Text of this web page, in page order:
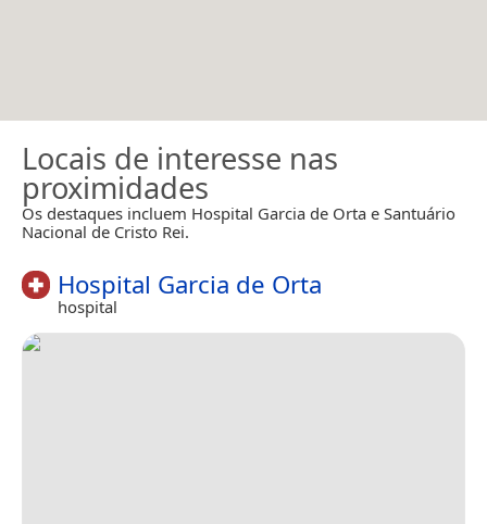
Locais de interesse nas
proximidades
Os destaques incluem Hospital Garcia de Orta e Santuário
Nacional de Cristo Rei.
Hospital Garcia de Orta
hospital